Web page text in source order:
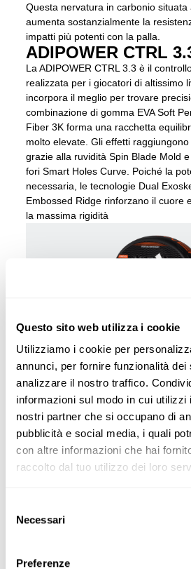
Questo sito web utilizza i cookie
Utilizziamo i cookie per
annunci, per fornire funzionalità dei
analizzare il nostro traffico.
informazioni sul modo in cui utilizzi
nostri partner che si occupano di
pubblicità e social media, i quali
con altre informazioni che hai
raccolto dal tuo utilizzo dei loro
delNecessari
Preferenze
Questa nervatura in carbonio
aumenta sostanzialmente la
impatti più potenti con la palla.
ADIPOWER CTRL
La ADIPOWER CTRL 3.3 è il
realizzata per i giocatori di altissimo
incorpora il meglio per trovare
combinazione di gomma EVA Soft
Fiber 3K forma una racchetta
molto elevate. Gli effetti
grazie alla ruvidità Spin Blade Mold
fori Smart Holes Curve. Poiché la
necessaria, le tecnologie Dual
Embossed Ridge rinforzano il cuore
la massima rigidità